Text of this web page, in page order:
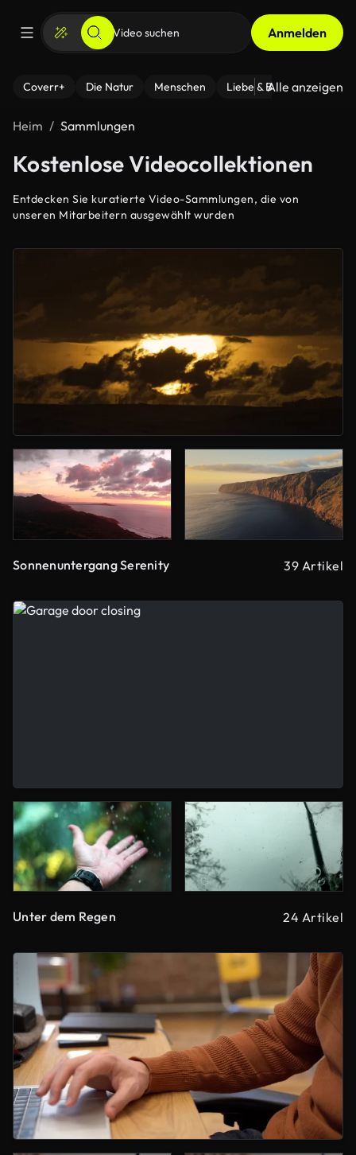
Anmelden
Coverr+ Die Natur Menschen Liebe & Beziehungen
Alle anzeigen
Heim Sammlungen
Kostenlose Videocollektionen
Entdecken Sie kuratierte Video-Sammlungen, die von
unseren Mitarbeitern ausgewählt wurden
Sonnenuntergang Serenity 39 Artikel
Unter dem Regen 24 Artikel